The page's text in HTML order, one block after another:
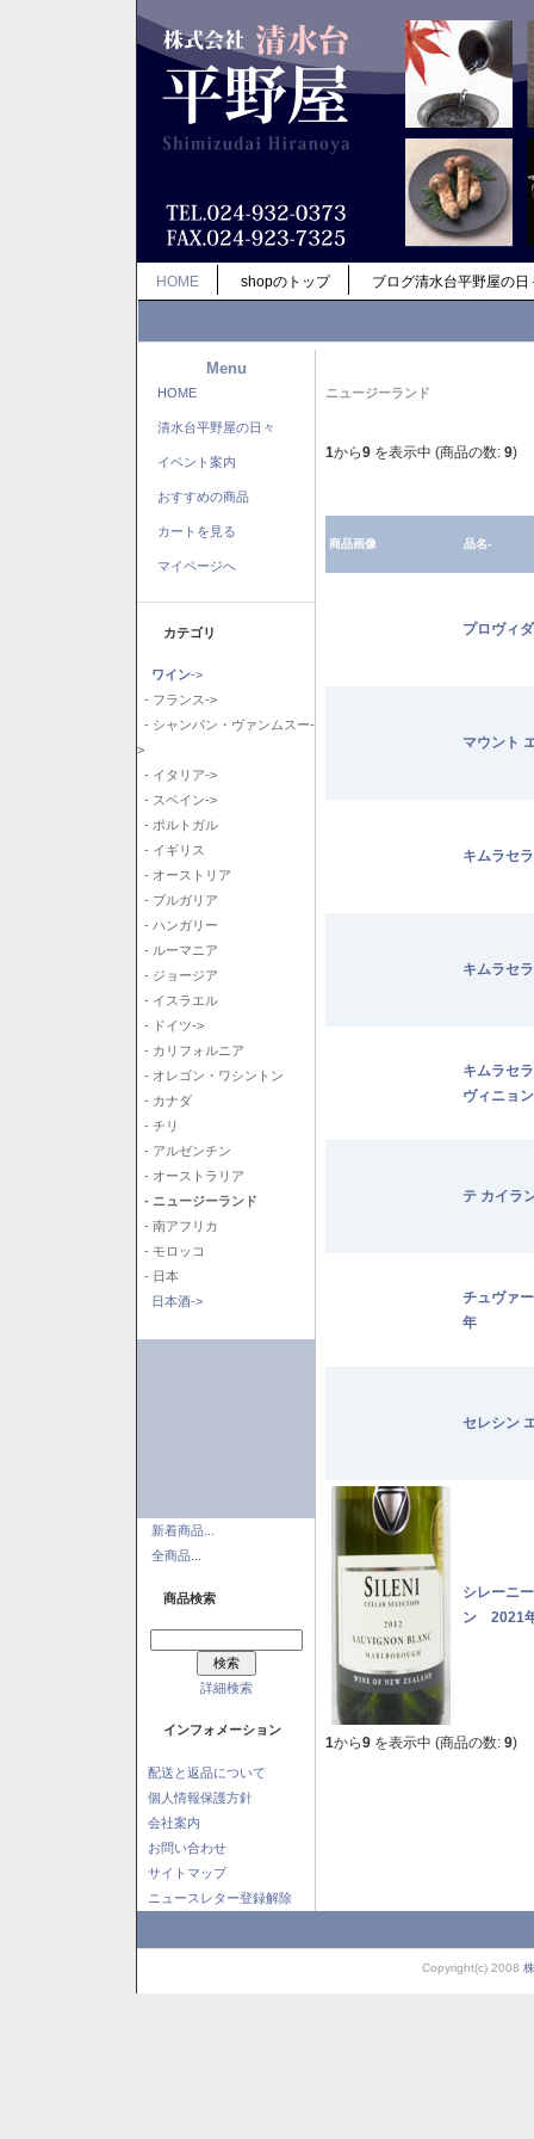
HOME shopのトップ ブログ清水台平野屋の日
Menu
HOME
清水台平野屋の日々
イベント案内
おすすめの商品
カートを見る
マイページへ
カテゴリ
ワイン->
- フランス->
- シャンパン・ヴァンムスー-
>
- イタリア->
- スペイン->
- ポルトガル
- イギリス
- オーストリア
- ブルガリア
- ハンガリー
- ルーマニア
- ジョージア
- イスラエル
- ドイツ->
- カリフォルニア
- オレゴン・ワシントン
- カナダ
- チリ
- アルゼンチン
- オーストラリア
- ニュージーランド
- 南アフリカ
- モロッコ
- 日本
日本酒->
新着商品...
全商品...
商品検索
詳細検索
インフォメーション
配送と返品について
個人情報保護方針
会社案内
お問い合わせ
サイトマップ
ニュースレター登録解除
ニュージーランド
1から9 を表示中 (商品の数: 9)
商品画像 品名-
プロヴィ
マウント
キムラセ
キムラセ
キムラセ
ヴィニョ
テ カイ
チュヴァ
年
セレシン
シレーニ
ン 2021
1から9 を表示中 (商品の数: 9)
Copyright(c) 2008